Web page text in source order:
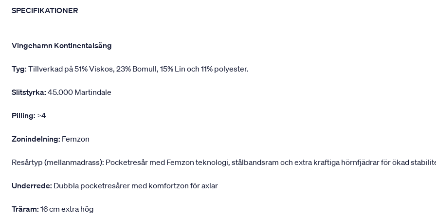
SPECIFIKATIONER
Vingehamn Kontinentalsäng
Tyg: Tillverkad på 51% Viskos, 23% Bomull, 15% Lin och 11% polyester.
Slitstyrka: 45.000 Martindale
Pilling: ≥4
Zonindelning: Femzon
Resårtyp (mellanmadrass): Pocketresår med Femzon teknologi, stålbandsram och extra kraftiga hörnfjädrar för ökad
Underrede: Dubbla pocketresårer med komfortzon för axlar
Träram: 16 cm extra hög